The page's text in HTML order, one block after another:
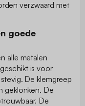
verzwaard met
goede
alle metalen
is voor
De klemgreep
geklonken. De
De